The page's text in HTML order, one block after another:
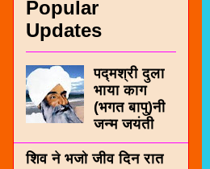
Popular
Updates
पद्मश्री दुला
भाया काग
(भगत बापु)नी
जन्म जयंती
शिव ने भजो जीव दिन रात